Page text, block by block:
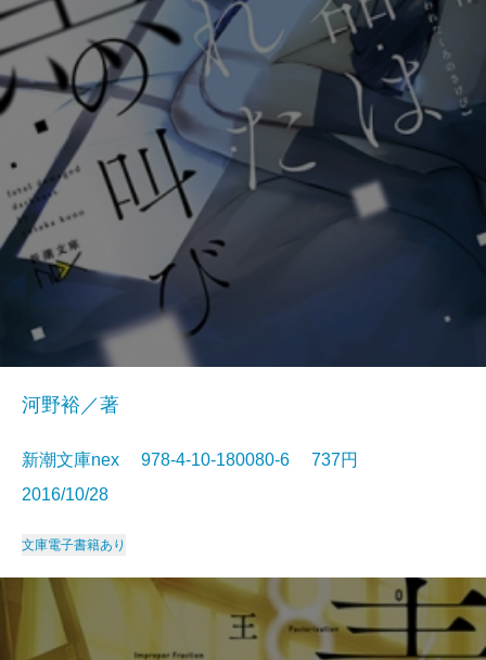
河野裕／著
新潮文庫nex 978-4-10-180080-6 737円
2016/10/28
文庫電子書籍あり